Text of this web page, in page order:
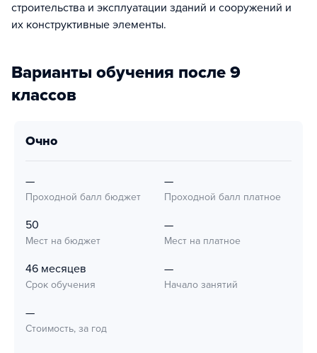
строительства и эксплуатации зданий и сооружений и
их конструктивные элементы.
Варианты обучения после 9
классов
очно
—
Проходной балл бюджет
—
Проходной балл платное
50
Мест на бюджет
—
Мест на платное
46 месяцев
Срок обучения
—
Начало занятий
—
Стоимость, за год